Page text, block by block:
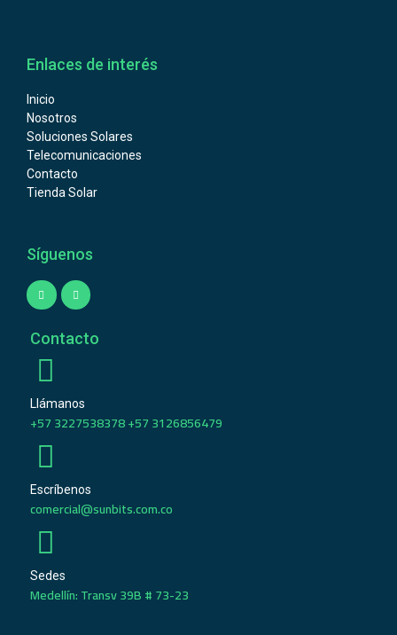
Enlaces de interés
Inicio
Nosotros
Soluciones Solares
Telecomunicaciones
Contacto
Tienda Solar
Síguenos
Contacto
Llámanos
+57 3227538378 +57 3126856479
Escríbenos
comercial@sunbits.com.co
Sedes
Medellín: Transv 39B # 73-23